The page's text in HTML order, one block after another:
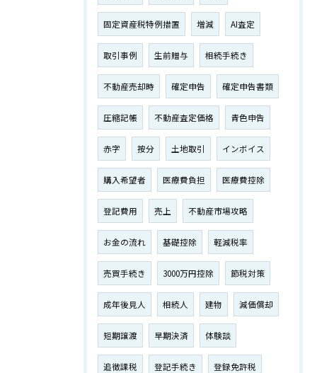
固定資産税特例措置 増減 AI査定
取引事例 生前贈与 相続手続き
不動産売却時 確定申告 確定申告書類
圧縮記帳 不動産査定価格 青色申告
赤字 按分 土地取引 インボイス
購入希望者 医療費負担 医療費控除
登記費用 売上 不動産市場攻略
お金の流れ 基礎控除 軽減税率
売買手続き 3000万円控除 節税対策
成年後見人 相続人 建物 減価償却
短期譲渡 早期決済 体験談
追徴課税 登記手続き 登録免許税